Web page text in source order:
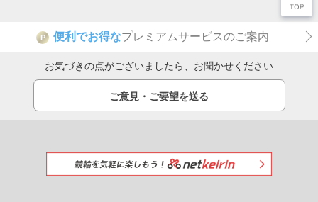
P 便利でお得なプレミアムサービスのご案内
お気づきの点がございましたら、お聞かせください
ご意見・ご要望を送る